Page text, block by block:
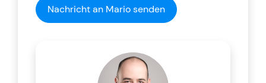
Nachricht an Mario senden